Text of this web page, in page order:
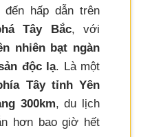
hấp dẫn trên
Tây Bắc, với
nhiên bạt ngàn
độc lạ. Là một
Tây tỉnh Yên
300km, du lịch
hơn bao giờ hết